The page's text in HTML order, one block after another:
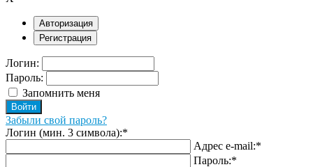
Авторизация
Регистрация
Логин:
Пароль:
Запомнить меня
Забыли свой пароль?
Логин (мин. 3 символа):*
Адрес e-mail:*
Пароль:*